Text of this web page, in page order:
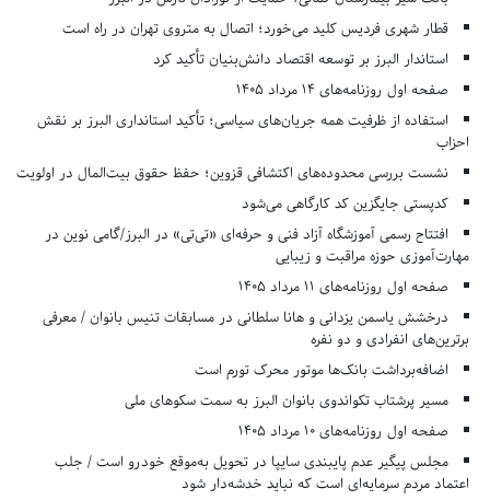
قطار شهری فردیس کلید می‌خورد؛ اتصال به متروی تهران در راه است
استاندار البرز بر توسعه اقتصاد دانش‌بنیان تأکید کرد
صفحه اول روزنامه‌های 14 مرداد 1405
استفاده از ظرفیت همه جریان‌های سیاسی؛ تأکید استانداری البرز بر نقش
احزاب
نشست بررسی محدوده‌های اکتشافی قزوین؛ حفظ حقوق بیت‌المال در اولویت
کدپستی جایگزین کد کارگاهی می‌شود
افتتاح رسمی آموزشگاه آزاد فنی و حرفه‌ای «تی‌تی» در البرز/گامی نوین در
مهارت‌آموزی حوزه مراقبت و زیبایی
صفحه اول روزنامه‌های 11 مرداد 1405
درخشش یاسمن یزدانی و هانا سلطانی در مسابقات تنیس بانوان / معرفی
برترین‌های انفرادی و دو نفره
اضافه‌برداشت بانک‌ها موتور محرک تورم است
مسیر پرشتاب تکواندوی بانوان البرز به سمت سکوهای ملی
صفحه اول روزنامه‌های 10 مرداد 1405
مجلس پیگیر عدم پایبندی سایپا در تحویل به‌موقع خودرو است / جلب
اعتماد مردم سرمایه‌ای است که نباید خدشه‌دار شود